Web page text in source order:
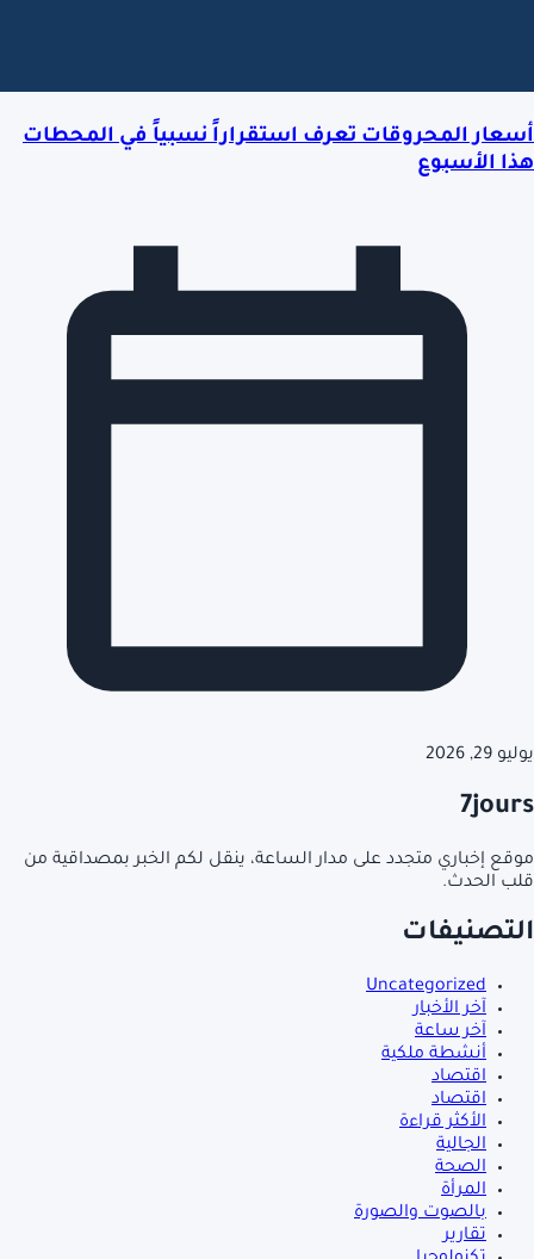
أسعار المحروقات تعرف استقراراً نسبياً في المحطات
هذا الأسبوع
يوليو 29, 2026
7jours
موقع إخباري متجدد على مدار الساعة، ينقل لكم الخبر بمصداقية من
قلب الحدث.
التصنيفات
Uncategorized
آخر الأخبار
آخر ساعة
أنشطة ملكية
اقتصاد
اقتصاد
الأكثر قراءة
الجالية
الصحة
المرأة
بالصوت والصورة
تقارير